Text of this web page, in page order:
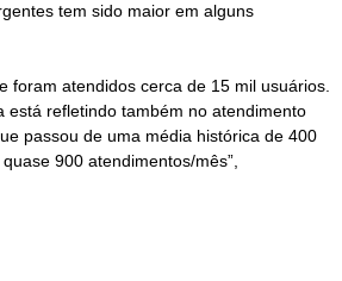
tem sido maior em alguns
foram atendidos cerca de 15 mil usuários.
está refletindo também no atendimento
passou de uma média histórica de 400
900 atendimentos/mês”,